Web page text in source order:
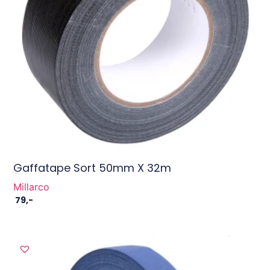
Gaffatape Sort 50mm X 32m
Millarco
79,-